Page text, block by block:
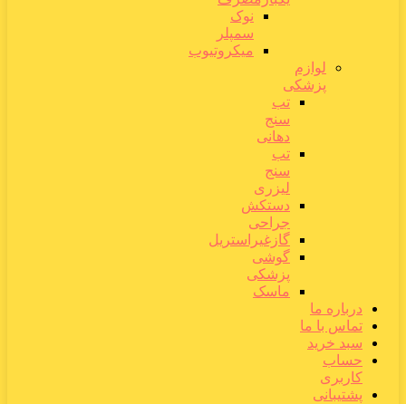
نوک
سمپلر
میکروتیوب
لوازم
پزشکی
تب
سنج
دهانی
تب
سنج
لیزری
دستکش
جراحی
گازغیراستریل
گوشی
پزشکی
ماسک
درباره ما
تماس با ما
سبد خرید
حساب
کاربری
پشتیبانی